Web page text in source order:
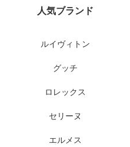
人気ブランド
ルイヴィトン
グッチ
ロレックス
セリーヌ
エルメス